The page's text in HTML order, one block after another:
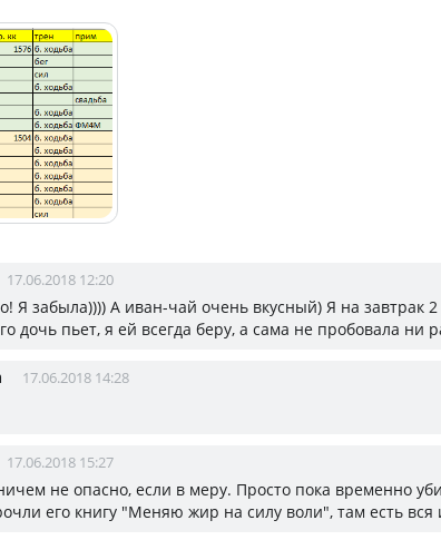
17.06.2018 12:20
Я забыла)))) А иван-чай очень вкусный) Я на завтрак 2
дочь пьет, я ей всегда беру, а сама не пробовала ни
17.06.2018 14:28
17.06.2018 15:27
не опасно, если в меру. Просто пока временно
его книгу "Меняю жир на силу воли", там есть